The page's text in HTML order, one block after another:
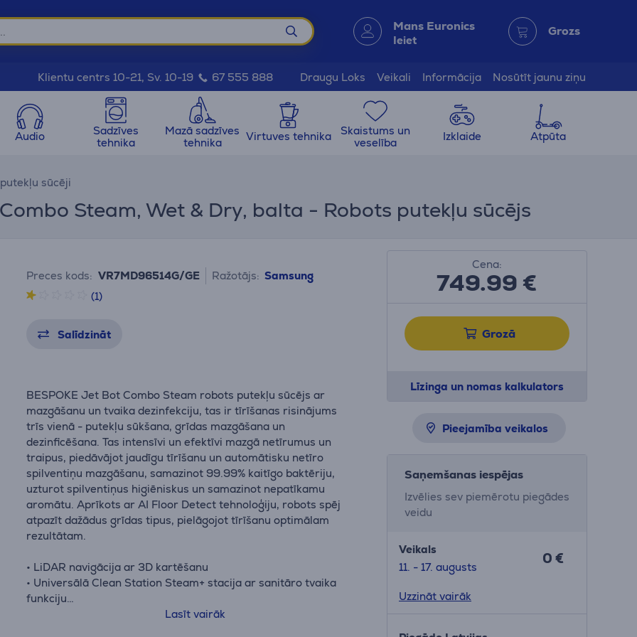
Mans Euronics
Ieiet
Grozs
Klientu centrs 10-21, Sv. 10-19 67 555 888 Draugu Loks Veikali Informācija Nosūtīt jaunu ziņu
Audio
Sadzīves
tehnika
Mazā sadzīves
tehnika
Virtuves tehnika
Skaistums un
veselība
Izklaide Atpūta
sūcēji
Steam, Wet & Dry, balta - Robots putekļu sūcējs
Preces kods: VR7MD96514G/GE Ražotājs: Samsung
(1)
Salīdzināt
BESPOKE Jet Bot Combo Steam robots putekļu sūcējs ar
mazgāšanu un tvaika dezinfekciju, tas ir tīrīšanas risinājums
trīs vienā - putekļu sūkšana, grīdas mazgāšana un
dezinficēšana. Tas intensīvi un efektīvi mazgā netīrumus un
traipus, piedāvājot jaudīgu tīrīšanu un automātisku netīro
spilventiņu mazgāšanu, samazinot 99.99% kaitīgo baktēriju,
uzturot spilventiņus higiēniskus un samazinot nepatīkamu
aromātu. Aprīkots ar AI Floor Detect tehnoloģiju, robots spēj
atpazīt dažādus grīdas tipus, pielāgojot tīrīšanu optimālam
rezultātam.
• LiDAR navigācija ar 3D kartēšanu
• Universālā Clean Station Steam+ stacija ar sanitāro tvaika
funkciju
• Automātiska putekļu tvertnes iztukšošana
Lasīt vairāk
Cena:
749.99€
Grozā
Līzinga un nomas kalkulators
Pieejamība veikalos
Saņemšanas iespējas
Izvēlies sev piemērotu piegādes
veidu
Veikals
11. - 17. augusts
0 €
Uzzināt vairāk